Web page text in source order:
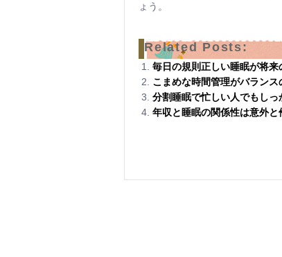
ょう。
Related Posts:
毎日の規則正しい睡眠が将来
こまめな時間管理がバラン
分割睡眠で忙しい人でもしっ
年収と睡眠の関係性は意外